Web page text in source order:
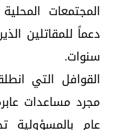
المجتمعات
دعماً للمقاتلين
سنوات.
القوافل التي
مجرد مساعدات
عام بالمسؤولية